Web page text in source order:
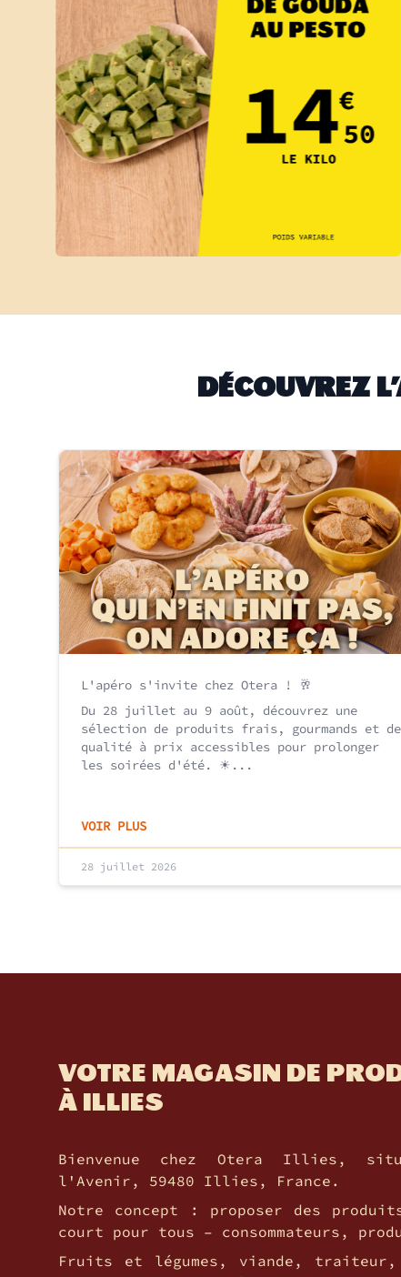
DÉCOUVREZ
L'apéro s'invite chez Otera ! 🥂
Du 28 juillet au 9 août, découvrez une
sélection de produits frais, gourmands et de
qualité à prix accessibles pour prolonger
les soirées d'été. ☀...
VOIR PLUS
28 juillet 2026
VOTRE MAGASIN DE
À ILLIES
Bienvenue chez Otera Illies,
l'Avenir, 59480 Illies, France.
Notre concept : proposer des
court pour tous – consommateurs,
Fruits et légumes, viande, traiteur,